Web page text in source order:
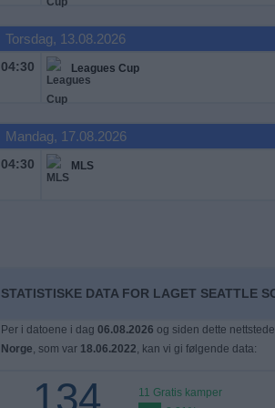
Torsdag, 13.08.2026
04:30 Leagues Cup
Mandag, 17.08.2026
04:30 MLS
STATISTISKE DATA FOR LAGET SEATTLE
Per i datoene i dag 06.08.2026 og siden dette
Norge, som var 18.06.2022, kan vi gi følgende data:
134
11 Gratis kamper